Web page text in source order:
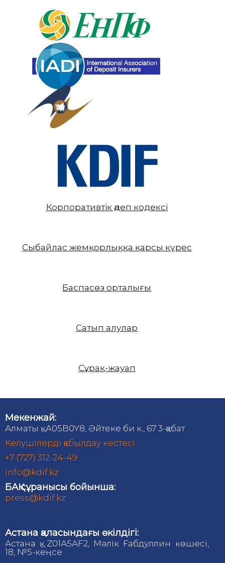
Корпоративтік әдеп кодексі
Сыбайлас жемқорлыққа қарсы күрес
Баспасөз орталығы
Сатып алулар
Сұрақ-жауап
Мекенжай:
Алматы қ., A05B0Y8, Әйтеке би к., 67 3-қабат
Келушілерді қабылдау кестесі
+7 (727) 312-24-49
info@kdif.kz
БАҚ сұранысы бойынша:
press@kdif.kz
Астана қаласындағы өкілдігі:
Астана қ., Z01А5АF2, Мәлік Ғабдуллин көшесі,
18, №5-кеңсе